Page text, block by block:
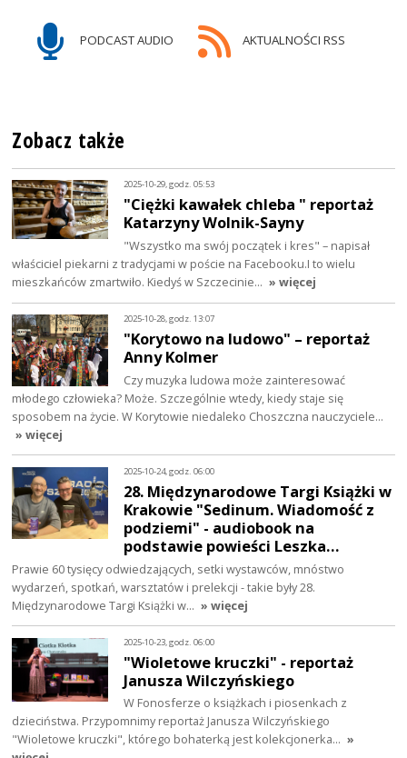
PODCAST AUDIO AKTUALNOŚCI RSS
Zobacz także
2025-10-29, godz. 05:53
"Ciężki kawałek chleba " reportaż
Katarzyny Wolnik-Sayny
"Wszystko ma swój początek i kres" – napisał
właściciel piekarni z tradycjami w poście na Facebooku.I to wielu
mieszkańców zmartwiło. Kiedyś w Szczecinie… » więcej
2025-10-28, godz. 13:07
"Korytowo na ludowo" – reportaż
Anny Kolmer
Czy muzyka ludowa może zainteresować
młodego człowieka? Może. Szczególnie wtedy, kiedy staje się
sposobem na życie. W Korytowie niedaleko Choszczna nauczyciele…
» więcej
2025-10-24, godz. 06:00
28. Międzynarodowe Targi Książki w
Krakowie "Sedinum. Wiadomość z
podziemi" - audiobook na
podstawie powieści Leszka…
Prawie 60 tysięcy odwiedzających, setki wystawców, mnóstwo
wydarzeń, spotkań, warsztatów i prelekcji - takie były 28.
Międzynarodowe Targi Książki w… » więcej
2025-10-23, godz. 06:00
"Wioletowe kruczki" - reportaż
Janusza Wilczyńskiego
W Fonosferze o książkach i piosenkach z
dzieciństwa. Przypomnimy reportaż Janusza Wilczyńskiego
"Wioletowe kruczki", którego bohaterką jest kolekcjonerka… »